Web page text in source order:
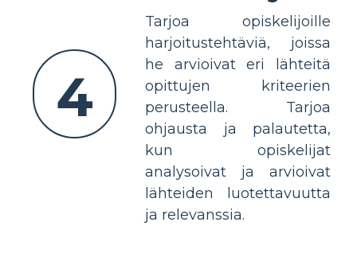
4
Tarjoa opiskelijoille
harjoitustehtäviä, joissa
he arvioivat eri lähteitä
opittujen kriteerien
perusteella. Tarjoa
ohjausta ja palautetta,
kun opiskelijat
analysoivat ja arvioivat
lähteiden luotettavuutta
ja relevanssia.